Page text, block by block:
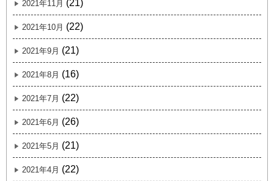
2021年11月 (21)
2021年10月 (22)
2021年9月 (21)
2021年8月 (16)
2021年7月 (22)
2021年6月 (26)
2021年5月 (21)
2021年4月 (22)